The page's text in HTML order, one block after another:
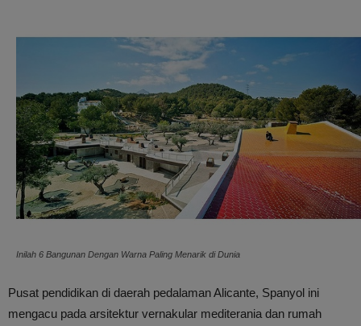
Inilah 6 Bangunan Dengan Warna Paling Menarik di Dunia
Pusat pendidikan di daerah pedalaman Alicante, Spanyol ini
mengacu pada arsitektur vernakular mediterania dan rumah